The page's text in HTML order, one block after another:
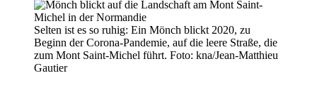
Selten ist es so ruhig: Ein Mönch blickt 2020, zu
Beginn der Corona-Pandemie, auf die leere Straße, die
zum Mont Saint-Michel führt. Foto: kna/Jean-Matthieu
Gautier